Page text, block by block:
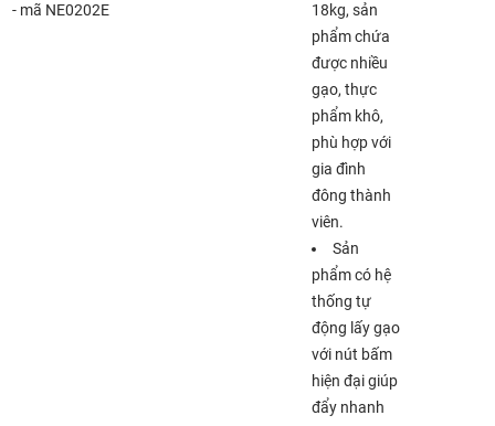
- mã NE0202E
18kg, sản
phẩm chứa
được nhiều
gạo, thực
phẩm khô,
phù hợp với
gia đình
đông thành
viên.
Sản
phẩm có hệ
thống tự
động lấy gạo
với nút bấm
hiện đại giúp
đẩy nhanh